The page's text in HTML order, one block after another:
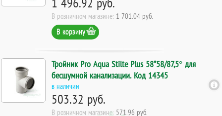
В розничном магазине: 1 701.04 руб.
В корзину
Тройник Pro Aqua Stilte Plus 58*58/87,5° для
бесшумной канализации. Код 14345
в наличии
503.32 руб.
В розничном магазине: 571.96 руб.